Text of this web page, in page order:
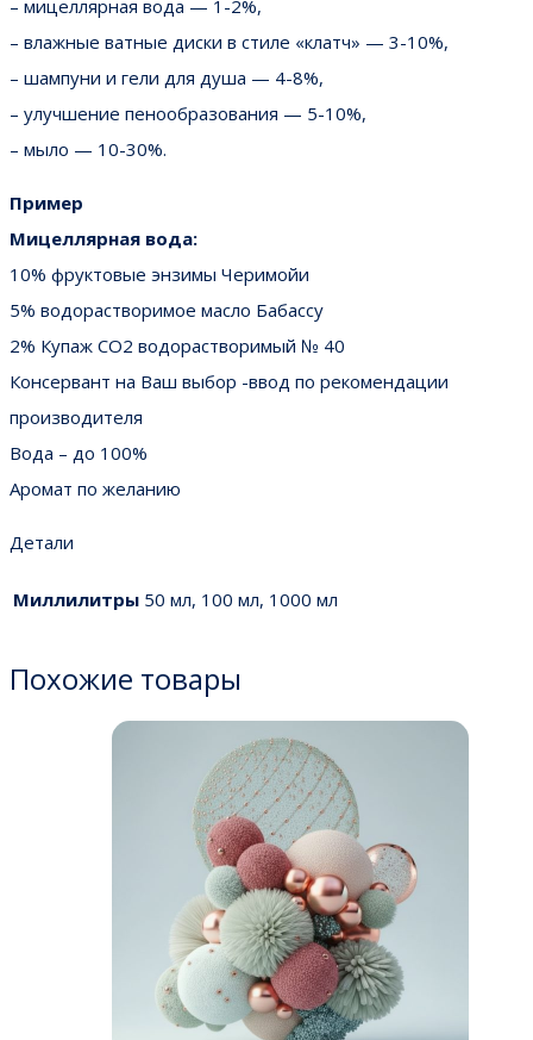
– мицеллярная вода — 1-2%,
– влажные ватные диски в стиле «клатч» — 3-10%,
– шампуни и гели для душа — 4-8%,
– улучшение пенообразования — 5-10%,
– мыло — 10-30%.
Пример
Мицеллярная вода:
10% фруктовые энзимы Черимойи
5% водорастворимое масло Бабассу
2% Купаж СО2 водорастворимый № 40
Консервант на Ваш выбор -ввод по рекомендации
производителя
Вода – до 100%
Аромат по желанию
Детали
Миллилитры 50 мл, 100 мл, 1000 мл
Похожие товары